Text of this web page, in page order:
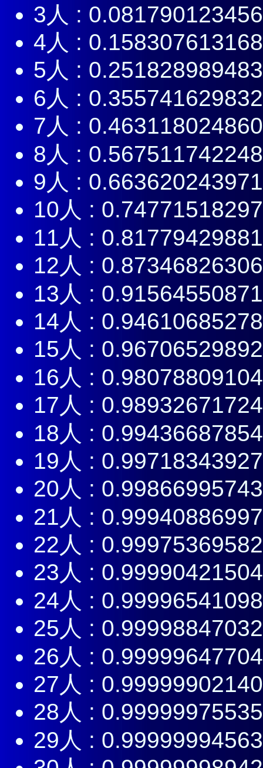
3人 :
4人 :
5人 :
6人 :
7人 :
8人 :
9人 :
10人 :
11人 :
12人 :
13人 :
14人 :
15人 :
16人 :
17人 :
18人 :
19人 :
20人 :
21人 :
22人 :
23人 :
24人 :
25人 :
26人 :
27人 :
28人 :
29人 :